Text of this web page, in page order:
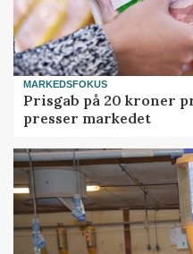
MARKEDSFOKUS
Prisgab på 20 kroner
presser markedet